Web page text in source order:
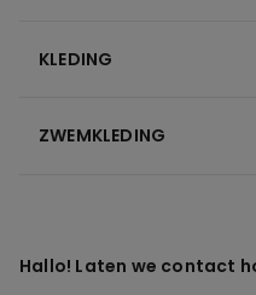
KLEDING
ZWEMKLEDING
Hallo! Laten we contact